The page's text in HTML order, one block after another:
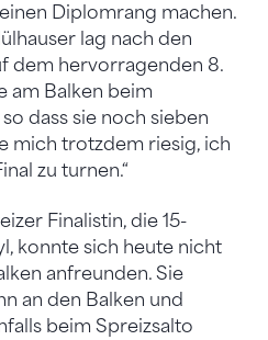
Diplomrang machen.
lag nach den
dem hervorragenden 8.
am Balken beim
dass sie noch sieben
mich trotzdem riesig, ich
zu turnen.“
Finalistin, die 15-
konnte sich heute nicht
anfreunden. Sie
an den Balken und
beim Spreizsalto